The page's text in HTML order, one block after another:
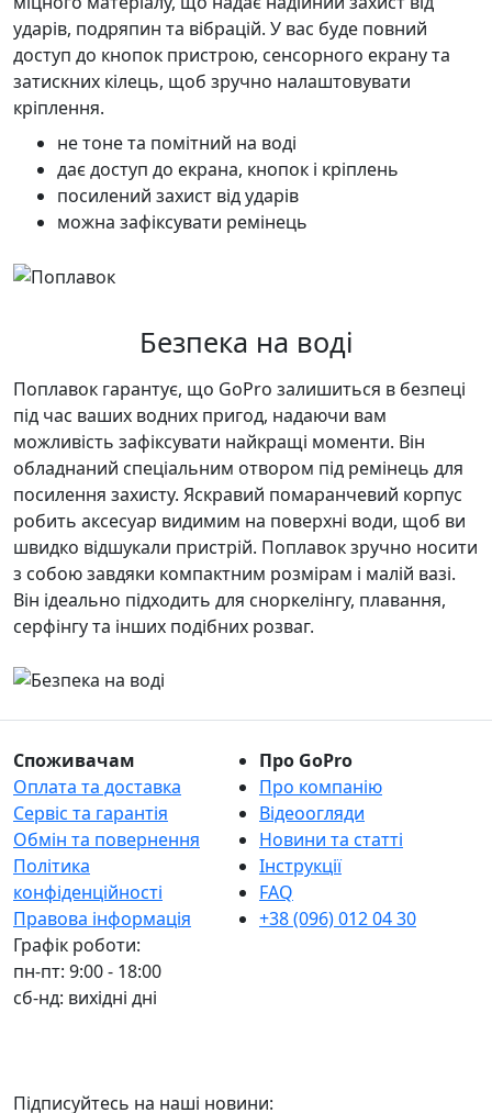
ударів, подряпин та вібрацій. У вас буде повний
доступ до кнопок пристрою, сенсорного екрану та
затискних кілець, щоб зручно налаштовувати
кріплення.
не тоне та помітний на воді
дає доступ до екрана, кнопок і кріплень
посилений захист від ударів
можна зафіксувати ремінець
Безпека на воді
Поплавок гарантує, що GoPro залишиться в безпеці
під час ваших водних пригод, надаючи вам
можливість зафіксувати найкращі моменти. Він
обладнаний спеціальним отвором під ремінець для
посилення захисту. Яскравий помаранчевий корпус
робить аксесуар видимим на поверхні води, щоб ви
швидко відшукали пристрій. Поплавок зручно носити
з собою завдяки компактним розмірам і малій вазі.
Він ідеально підходить для сноркелінгу, плавання,
серфінгу та інших подібних розваг.
Споживачам
Оплата та доставка
Сервіс та гарантія
Обмін та повернення
Політика
конфіденційності
Правова інформація
Графік роботи:
пн-пт: 9:00 - 18:00
сб-нд: вихідні дні
Про GoPro
Про компанію
Відеоогляди
Новини та статті
Інструкції
FAQ
+38 (096) 012 04 30
Підписуйтесь на наші новини: